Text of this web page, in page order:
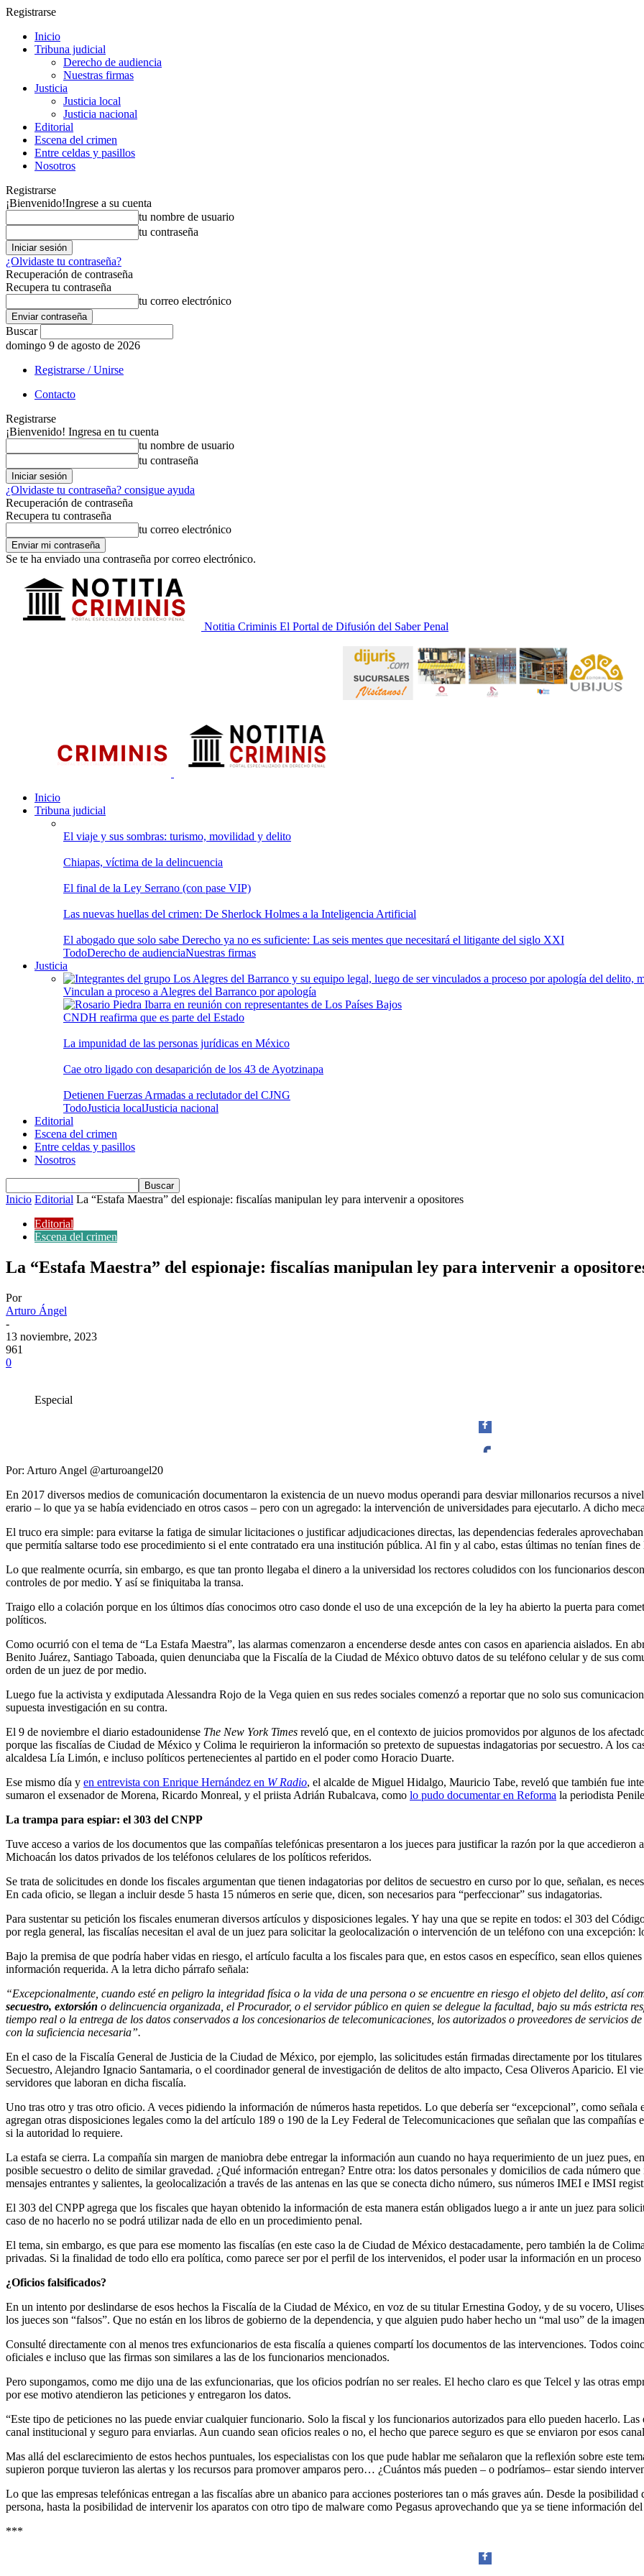
Registrarse
Inicio
Tribuna judicial
Derecho de audiencia
Nuestras firmas
Justicia
Justicia local
Justicia nacional
Editorial
Escena del crimen
Entre celdas y pasillos
Nosotros
Registrarse
¡Bienvenido!Ingrese a su cuenta
tu nombre de usuario
tu contraseña
¿Olvidaste tu contraseña?
Recuperación de contraseña
Recupera tu contraseña
tu correo electrónico
Buscar
domingo 9 de agosto de 2026
Registrarse / Unirse
Contacto
Registrarse
¡Bienvenido! Ingresa en tu cuenta
tu nombre de usuario
tu contraseña
¿Olvidaste tu contraseña? consigue ayuda
Recuperación de contraseña
Recupera tu contraseña
tu correo electrónico
Se te ha enviado una contraseña por correo electrónico.
Notitia Criminis El Portal de Difusión del Saber Penal
Inicio
Tribuna judicial
El viaje y sus sombras: turismo, movilidad y delito
Chiapas, víctima de la delincuencia
El final de la Ley Serrano (con pase VIP)
Las nuevas huellas del crimen: De Sherlock Holmes a la Inteligencia Artificial
El abogado que solo sabe Derecho ya no es suficiente: Las seis mentes que necesitará el litigante del siglo XXI
TodoDerecho de audienciaNuestras firmas
Justicia
Vinculan a proceso a Alegres del Barranco por apología
CNDH reafirma que es parte del Estado
La impunidad de las personas jurídicas en México
Cae otro ligado con desaparición de los 43 de Ayotzinapa
Detienen Fuerzas Armadas a reclutador del CJNG
TodoJusticia localJusticia nacional
Editorial
Escena del crimen
Entre celdas y pasillos
Nosotros
Inicio Editorial La “Estafa Maestra” del espionaje: fiscalías manipulan ley para intervenir a opositores
Editorial
Escena del crimen
La “Estafa Maestra” del espionaje: fiscalías manipulan ley para intervenir a
Por
Arturo Ángel
-
13 noviembre, 2023
961
0
Especial
Twitter
Whatsapp
Por: Arturo Angel @arturoangel20
En 2017 diversos medios de comunicación documentaron la existencia de un nuevo modus operandi para desviar millonarios recursos a
erario – lo que ya se había evidenciado en otros casos – pero con un agregado: la intervención de universidades para ejecutarlo. A dicho
El truco era simple: para evitarse la fatiga de simular licitaciones o justificar adjudicaciones directas, las dependencias federales
que permitía saltarse todo ese procedimiento si el ente contratado era una institución pública. Al fin y al cabo, estas últimas no tenían fines
Lo que realmente ocurría, sin embargo, es que tan pronto llegaba el dinero a la universidad los rectores coludidos con los funcionarios
controles de por medio. Y así se finiquitaba la transa.
Traigo ello a colación porque en los últimos días conocimos otro caso donde el uso de una excepción de la ley ha abierto la puerta para
políticos.
Como ocurrió con el tema de “La Estafa Maestra”, las alarmas comenzaron a encenderse desde antes con casos en apariencia aislados.
Benito Juárez, Santiago Taboada, quien denunciaba que la Fiscalía de la Ciudad de México obtuvo datos de su teléfono celular y de sus
orden de un juez de por medio.
Luego fue la activista y exdiputada Alessandra Rojo de la Vega quien en sus redes sociales comenzó a reportar que no solo sus
supuesta investigación en su contra.
El 9 de noviembre el diario estadounidense The New York Times reveló que, en el contexto de juicios promovidos por algunos de los
porque las fiscalías de Ciudad de México y Colima le requirieron la información so pretexto de supuestas indagatorias por secuestro. A los
alcaldesa Lía Limón, e incluso políticos pertenecientes al partido en el poder como Horacio Duarte.
Ese mismo día y en entrevista con Enrique Hernández en W Radio, el alcalde de Miguel Hidalgo, Mauricio Tabe, reveló que también fue
sumaron el exsenador de Morena, Ricardo Monreal, y el priista Adrián Rubalcava, como lo pudo documentar en Reforma la periodista
La trampa para espiar: el 303 del CNPP
Tuve acceso a varios de los documentos que las compañías telefónicas presentaron a los jueces para justificar la razón por la que
Michoacán los datos privados de los teléfonos celulares de los políticos referidos.
Se trata de solicitudes en donde los fiscales argumentan que tienen indagatorias por delitos de secuestro en curso por lo que, señalan, es
En cada oficio, se llegan a incluir desde 5 hasta 15 números en serie que, dicen, son necesarios para “perfeccionar” sus indagatorias.
Para sustentar su petición los fiscales enumeran diversos artículos y disposiciones legales. Y hay una que se repite en todos: el 303 del
por regla general, las fiscalías necesitan el aval de un juez para solicitar la geolocalización o intervención de un teléfono con una excepción:
Bajo la premisa de que podría haber vidas en riesgo, el artículo faculta a los fiscales para que, en estos casos en específico, sean ellos
información requerida. A la letra dicho párrafo señala:
“Excepcionalmente, cuando esté en peligro la integridad física o la vida de una persona o se encuentre en riesgo el objeto del delito, así
secuestro, extorsión o delincuencia organizada, el Procurador, o el servidor público en quien se delegue la facultad, bajo su más estricta
tiempo real o la entrega de los datos conservados a los concesionarios de telecomunicaciones, los autorizados o proveedores de servicios
con la suficiencia necesaria”.
En el caso de la Fiscalía General de Justicia de la Ciudad de México, por ejemplo, las solicitudes están firmadas directamente por los
Secuestro, Alejandro Ignacio Santamaria, o el coordinador general de investigación de delitos de alto impacto, Cesa Oliveros Aparicio. El
servidores que laboran en dicha fiscalía.
Uno tras otro y tras otro oficio. A veces pidiendo la información de números hasta repetidos. Lo que debería ser “excepcional”, como
agregan otras disposiciones legales como la del artículo 189 o 190 de la Ley Federal de Telecomunicaciones que señalan que las compañías
si la autoridad lo requiere.
La estafa se cierra. La compañía sin margen de maniobra debe entregar la información aun cuando no haya requerimiento de un juez pues,
posible secuestro o delito de similar gravedad. ¿Qué información entregan? Entre otra: los datos personales y domicilios de cada número
mensajes entrantes y salientes, la geolocalización a través de las antenas en las que se conecta dicho número, sus números IMEI e IMSI
El 303 del CNPP agrega que los fiscales que hayan obtenido la información de esta manera están obligados luego a ir ante un juez para
caso de no hacerlo no se podrá utilizar nada de ello en un procedimiento penal.
El tema, sin embargo, es que para ese momento las fiscalías (en este caso la de Ciudad de México destacadamente, pero también la de
privadas. Si la finalidad de todo ello era política, como parece ser por el perfil de los intervenidos, el poder usar la información en un
¿Oficios falsificados?
En un intento por deslindarse de esos hechos la Fiscalía de la Ciudad de México, en voz de su titular Ernestina Godoy, y de su vocero,
los jueces son “falsos”. Que no están en los libros de gobierno de la dependencia, y que alguien pudo haber hecho un “mal uso” de la
Consulté directamente con al menos tres exfuncionarios de esta fiscalía a quienes compartí los documentos de las intervenciones. Todos
oficiales e incluso que las firmas son similares a las de los funcionarios mencionados.
Pero supongamos, como me dijo una de las exfuncionarias, que los oficios podrían no ser reales. El hecho claro es que Telcel y las otras
por ese motivo atendieron las peticiones y entregaron los datos.
“Este tipo de peticiones no las puede enviar cualquier funcionario. Solo la fiscal y los funcionarios autorizados para ello pueden hacerlo. Las
canal institucional y seguro para enviarlas. Aun cuando sean oficios reales o no, el hecho que parece seguro es que se enviaron por esos
Mas allá del esclarecimiento de estos hechos puntuales, los especialistas con los que pude hablar me señalaron que la reflexión sobre este
supieron porque tuvieron las alertas y los recursos para promover amparos pero… ¿Cuántos más pueden – o podríamos– estar siendo
Lo que las empresas telefónicas entregan a las fiscalías abre un abanico para acciones posteriores tan o más graves aún. Desde la
persona, hasta la posibilidad de intervenir los aparatos con otro tipo de malware como Pegasus aprovechando que ya se tiene información
***